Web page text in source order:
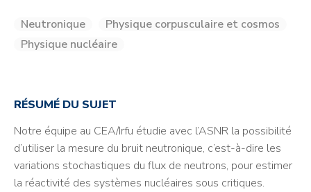
Neutronique
Physique corpusculaire et cosmos
Physique nucléaire
RÉSUMÉ DU SUJET
Notre équipe au CEA/Irfu étudie avec l’ASNR la possibilité
d’utiliser la mesure du bruit neutronique, c’est-à-dire les
variations stochastiques du flux de neutrons, pour estimer
la réactivité des systèmes nucléaires sous critiques.